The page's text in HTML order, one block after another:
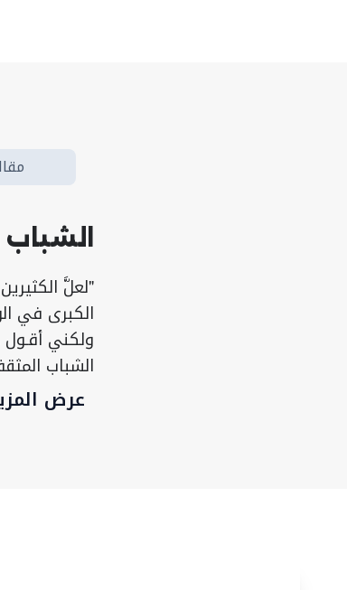
"لعلَّ
الكبرى في
ولكني أقـول
الشباب
عرض